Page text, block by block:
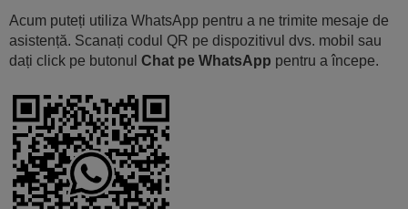
Acum puteți utiliza WhatsApp pentru a ne trimite mesaje de
asistență. Scanați codul QR pe dispozitivul dvs. mobil sau
dați click pe butonul Chat pe WhatsApp pentru a începe.